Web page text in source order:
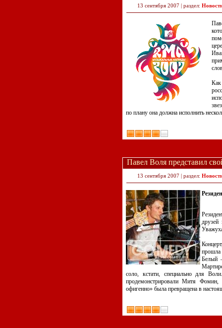
13 сентября 2007 | раздел:
Как
по плану она должна исполнить
Павел Воля представил
13 сентября 2007 | раздел:
друзей
прошла
Белый
соло, кстати, специально для
продемонстрировали Митя
офигенно» была превращена в